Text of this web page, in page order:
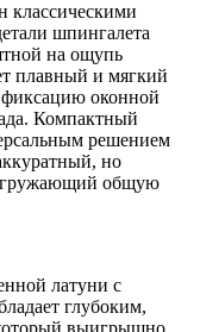
классическими
шпингалета
на ощупь
плавный и мягкий
фиксацию оконной
Компактный
решением
но
общую
латуни с
глубоким,